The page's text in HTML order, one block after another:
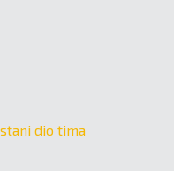
dio tima